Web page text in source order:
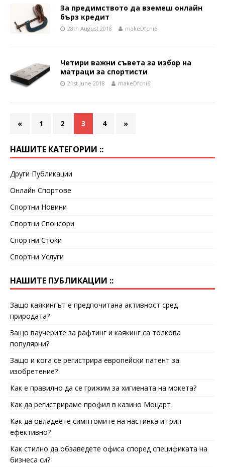
За предимството да вземеш онлайн
бърз кредит
28th August 2018 makeDfcni6
Четири важни съвета за избор на
матраци за спортисти
21st June 2018 makeDfcni6
« 1 2 3 4 »
НАШИТЕ КАТЕГОРИИ ::
Други Публикации
Онлайн Спортове
Спортни Новини
Спортни Спонсори
Спортни Стоки
Спортни Услуги
НАШИТЕ ПУБЛИКАЦИИ ::
Защо каякингът е предпочитана активност сред
природата?
Защо ваучерите за рафтинг и каякинг са толкова
популярни?
Защо и кога се регистрира европейски патент за
изобретение?
Как е правилно да се грижим за хигиената на мокета?
Как да регистрираме профил в казино Моцарт
Как да овладеете симптомите на настинка и грип
ефективно?
Как стилно да обзаведете офиса според спецификата на
бизнеса си?